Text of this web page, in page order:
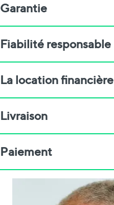
Garantie
Fiabilité responsable
La location financière
Livraison
Paiement